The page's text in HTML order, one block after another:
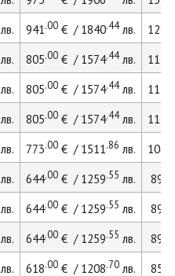
лв. 941.00€ / 1840.44лв. 1294
лв. 805.00€ / 1574.44лв. 1111
лв. 805.00€ / 1574.44лв. 1111
лв. 805.00€ / 1574.44лв. 1111
лв. 773.00€ / 1511.86 лв. 1068
лв. 644.00€ / 1259.55 лв. 895
лв. 644.00€ / 1259.55 лв. 895
лв. 644.00€ / 1259.55 лв. 895
лв. 618.00€ / 1208.70лв. 859